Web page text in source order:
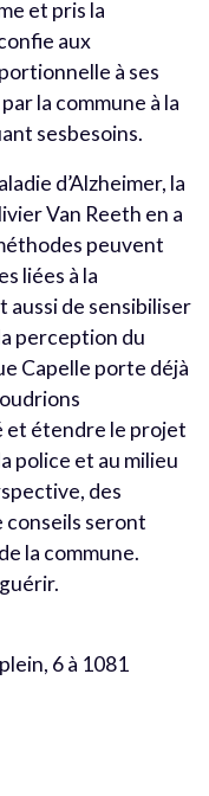
et pris la
aux
à ses
la commune à la
sesbesoins.
d’Alzheimer, la
Van Reeth en a
peuvent
liées à la
aussi de sensibiliser
perception du
Capelle porte déjà
et étendre le projet
police et au milieu
des
seront
la commune.
6 à 1081